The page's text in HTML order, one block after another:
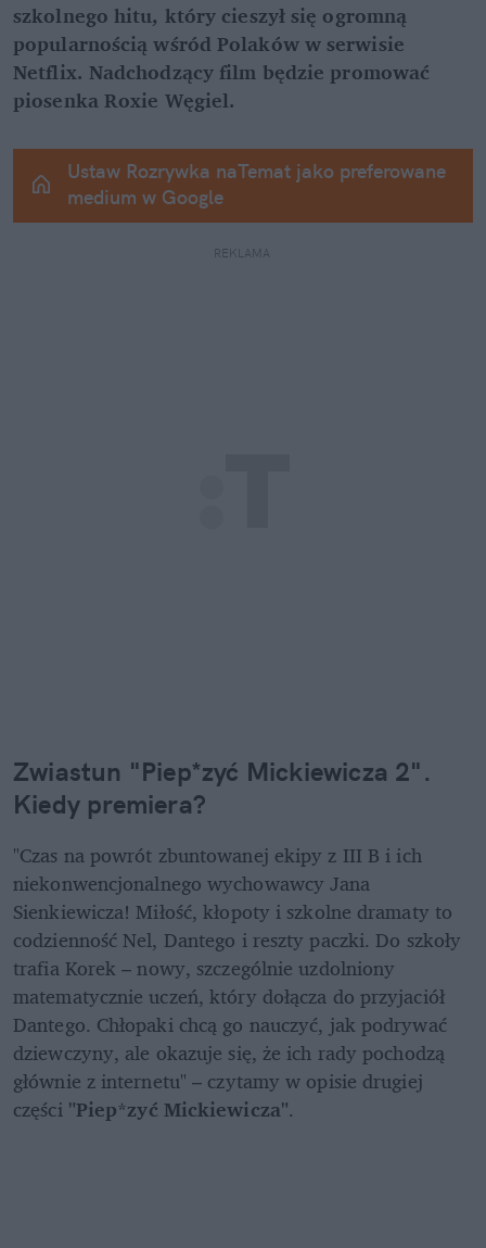
szkolnego hitu, który cieszył się ogromną
popularnością wśród Polaków w serwisie
Netflix. Nadchodzący film będzie promować
piosenka Roxie Węgiel.
Ustaw Rozrywka naTemat jako preferowane
medium w Google
REKLAMA
Zwiastun "Piep*zyć Mickiewicza 2".
Kiedy premiera?
"Czas na powrót zbuntowanej ekipy z III B i ich
niekonwencjonalnego wychowawcy Jana
Sienkiewicza! Miłość, kłopoty i szkolne dramaty to
codzienność Nel, Dantego i reszty paczki. Do szkoły
trafia Korek – nowy, szczególnie uzdolniony
matematycznie uczeń, który dołącza do przyjaciół
Dantego. Chłopaki chcą go nauczyć, jak podrywać
dziewczyny, ale okazuje się, że ich rady pochodzą
głównie z internetu" – czytamy w opisie drugiej
części "Piep*zyć Mickiewicza".